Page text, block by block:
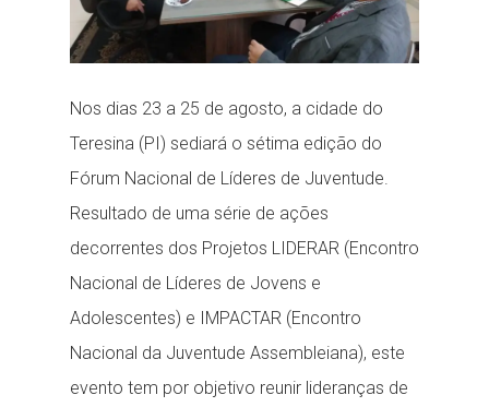
Nos dias 23 a 25 de agosto, a cidade do
Teresina (PI) sediará o sétima edição do
Fórum Nacional de Líderes de Juventude.
Resultado de uma série de ações
decorrentes dos Projetos LIDERAR (Encontro
Nacional de Líderes de Jovens e
Adolescentes) e IMPACTAR (Encontro
Nacional da Juventude Assembleiana), este
evento tem por objetivo reunir lideranças de